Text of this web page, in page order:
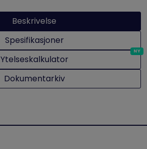
Beskrivelse
Spesifikasjoner
Ytelseskalkulator
Dokumentarkiv